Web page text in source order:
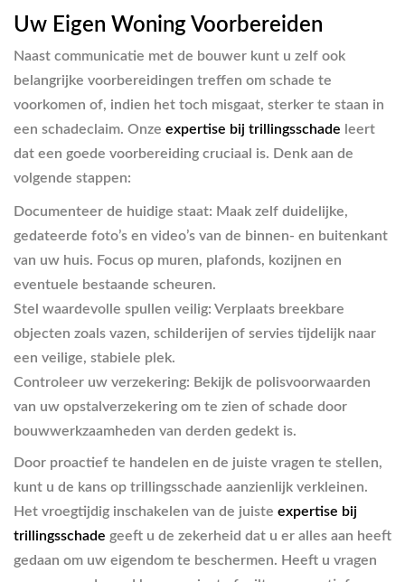
Uw Eigen Woning Voorbereiden
Naast communicatie met de bouwer kunt u zelf ook
belangrijke voorbereidingen treffen om schade te
voorkomen of, indien het toch misgaat, sterker te staan in
een schadeclaim. Onze expertise bij trillingsschade leert
dat een goede voorbereiding cruciaal is. Denk aan de
volgende stappen:
Documenteer de huidige staat: Maak zelf duidelijke,
gedateerde foto’s en video’s van de binnen- en buitenkant
van uw huis. Focus op muren, plafonds, kozijnen en
eventuele bestaande scheuren.
Stel waardevolle spullen veilig: Verplaats breekbare
objecten zoals vazen, schilderijen of servies tijdelijk naar
een veilige, stabiele plek.
Controleer uw verzekering: Bekijk de polisvoorwaarden
van uw opstalverzekering om te zien of schade door
bouwwerkzaamheden van derden gedekt is.
Door proactief te handelen en de juiste vragen te stellen,
kunt u de kans op trillingsschade aanzienlijk verkleinen.
Het vroegtijdig inschakelen van de juiste expertise bij
trillingsschade geeft u de zekerheid dat u er alles aan heeft
gedaan om uw eigendom te beschermen. Heeft u vragen